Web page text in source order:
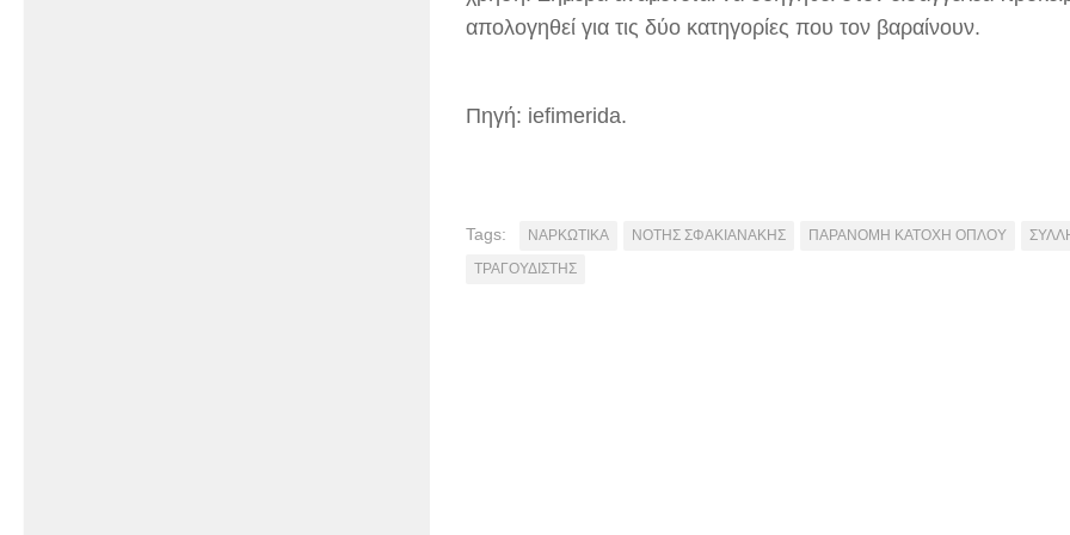
απολογηθεί για τις δύο κατηγορίες που τον βαραίνουν.
Πηγή: iefimerida.
Tags: ΝΑΡΚΩΤΙΚΑ ΝΟΤΗΣ ΣΦΑΚΙΑΝΑΚΗΣ ΠΑΡΑΝΟΜΗ ΚΑΤΟΧΗ ΟΠΛΟΥ
ΤΡΑΓΟΥΔΙΣΤΗΣ